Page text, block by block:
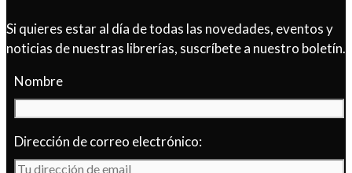
Si quieres estar al día de todas las novedades, eventos y
noticias de nuestras librerías, suscríbete a nuestro boletín.
Nombre
Dirección de correo electrónico: